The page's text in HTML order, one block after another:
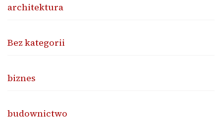
architektura
Bez kategorii
biznes
budownictwo